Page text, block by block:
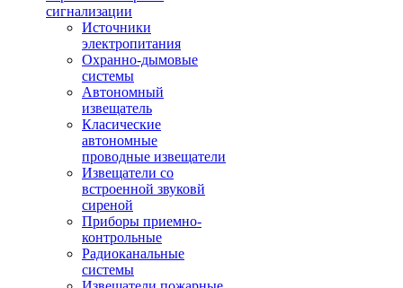
сигнализации
Источники
электропитания
Охранно-дымовые
системы
Автономный
извещатель
Класические
автономные
проводные извещатели
Извещатели со
встроенной звуковй
сиреной
Приборы приемно-
контрольные
Радиоканальные
системы